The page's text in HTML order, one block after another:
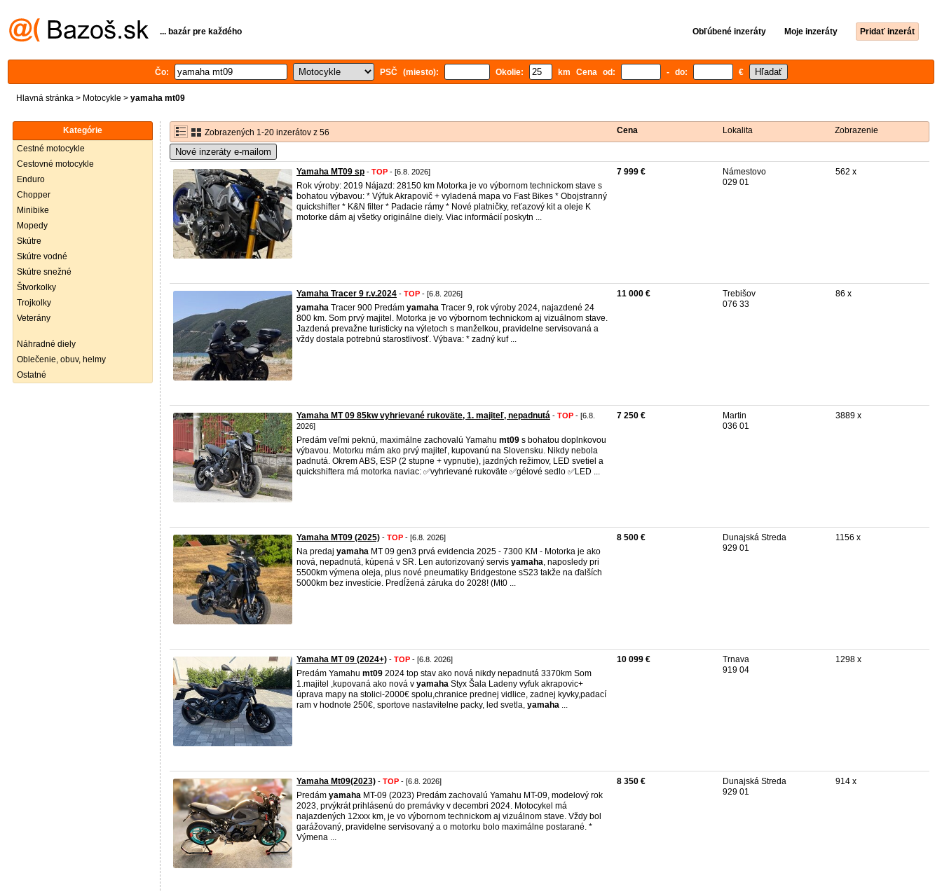
... bazár pre každého Obľúbené inzeráty Moje inzeráty Pridať inzerát
Čo: PSČ (miesto): Okolie: km Cena od: - do: €
Hlavná stránka > Motocykle > yamaha mt09
Kategórie
Cestné motocykle
Cestovné motocykle
Enduro
Chopper
Minibike
Mopedy
Skútre
Skútre vodné
Skútre snežné
Štvorkolky
Trojkolky
Veterány
Náhradné diely
Oblečenie, obuv, helmy
Ostatné
Zobrazených 1-20 inzerátov z 56 Cena Lokalita Zobrazenie
Nové inzeráty e-mailom
Yamaha MT09 sp - TOP - [6.8. 2026]
Rok výroby: 2019 Nájazd: 28150 km Motorka je vo výbornom technickom stave s
bohatou výbavou: * Výfuk Akrapovič + vyladená mapa vo Fast Bikes * Obojstranný
quickshifter * K&N filter * Padacie rámy * Nové platničky, reťazový kit a oleje K
motorke dám aj všetky originálne diely. Viac informácií poskytn ...
7 999 €
Námestovo
029 01
562 x
Yamaha Tracer 9 r.v.2024 - TOP - [6.8. 2026]
yamaha Tracer 900 Predám yamaha Tracer 9, rok výroby 2024, najazdené 24
800 km. Som prvý majitel. Motorka je vo výbornom technickom aj vizuálnom stave.
Jazdená prevažne turisticky na výletoch s manželkou, pravidelne servisovaná a
vždy dostala potrebnú starostlivosť. Výbava: * zadný kuf ...
11 000 €
Trebišov
076 33
86 x
Yamaha MT 09 85kw vyhrievané rukoväte, 1. majiteľ, nepadnutá - TOP - [6.8.
2026]
Predám veľmi peknú, maximálne zachovalú Yamahu mt09 s bohatou doplnkovou
výbavou. Motorku mám ako prvý majiteľ, kupovanú na Slovensku. Nikdy nebola
padnutá. Okrem ABS, ESP (2 stupne + vypnutie), jazdných režimov, LED svetiel a
quickshiftera má motorka naviac: ✅vyhrievané rukoväte ✅gélové sedlo ✅LED ...
7 250 €
Martin
036 01
3889 x
Yamaha MT09 (2025) - TOP - [6.8. 2026]
Na predaj yamaha MT 09 gen3 prvá evidencia 2025 - 7300 KM - Motorka je ako
nová, nepadnutá, kúpená v SR. Len autorizovaný servis yamaha, naposledy pri
5500km výmena oleja, plus nové pneumatiky Bridgestone sS23 takže na ďalších
5000km bez investície. Predĺžená záruka do 2028! (Mt0 ...
8 500 €
Dunajská Streda
929 01
1156 x
Yamaha MT 09 (2024+) - TOP - [6.8. 2026]
Predám Yamahu mt09 2024 top stav ako nová nikdy nepadnutá 3370km Som
1.majitel ,kupovaná ako nová v yamaha Styx Šala Ladeny vyfuk akrapovic+
úprava mapy na stolici-2000€ spolu,chranice prednej vidlice, zadnej kyvky,padací
ram v hodnote 250€, sportove nastavitelne packy, led svetla, yamaha ...
10 099 €
Trnava
919 04
1298 x
Yamaha Mt09(2023) - TOP - [6.8. 2026]
Predám yamaha MT-09 (2023) Predám zachovalú Yamahu MT-09, modelový rok
2023, prvýkrát prihlásenú do premávky v decembri 2024. Motocykel má
najazdených 12xxx km, je vo výbornom technickom aj vizuálnom stave. Vždy bol
garážovaný, pravidelne servisovaný a o motorku bolo maximálne postarané. *
Výmena ...
8 350 €
Dunajská Streda
929 01
914 x